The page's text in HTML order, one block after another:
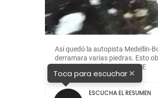
Así quedó la autopista Medellín-
derramara varias piedras. Esto
FOTO: CORTESÍA MI ORIENTE
Toca para escuchar×
ESCUCHA EL RESUMEN